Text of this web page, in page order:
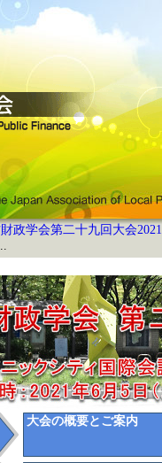
政学会第二十九回大会2021
大会の概要とご案内